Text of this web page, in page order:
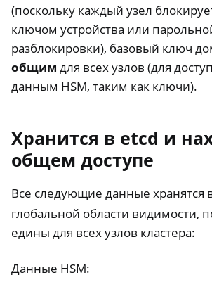
(поскольку каждый узел
ключом устройства или
разблокировки), базовый ключ
общим для всех узлов (для
данным HSM, таким как ключи).
Хранится в etcd и
общем доступе
Все следующие данные хранятся
глобальной области видимости,
едины для всех узлов кластера:
Данные HSM: